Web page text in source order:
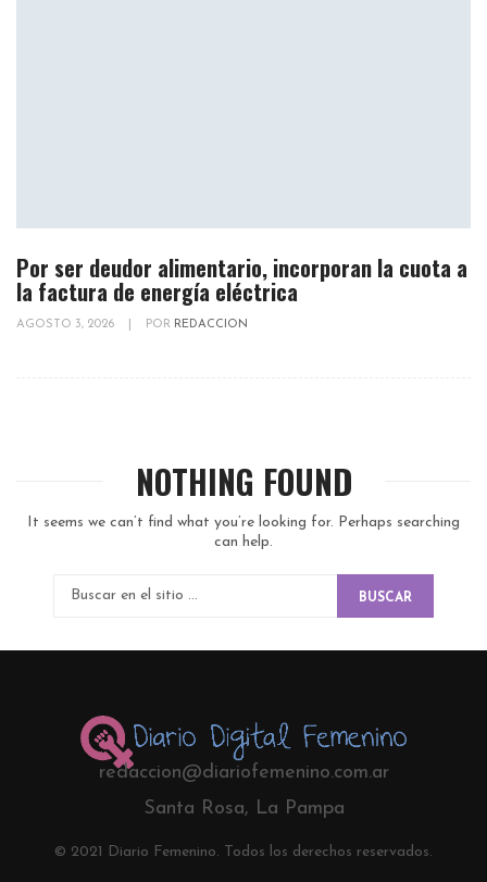
Por ser deudor alimentario, incorporan la cuota a
la factura de energía eléctrica
AGOSTO 3, 2026 POR REDACCION
NOTHING FOUND
It seems we can’t find what you’re looking for. Perhaps searching
can help.
BUSCAR
redaccion@diariofemenino.com.ar
Santa Rosa, La Pampa
© 2021 Diario Femenino. Todos los derechos reservados.